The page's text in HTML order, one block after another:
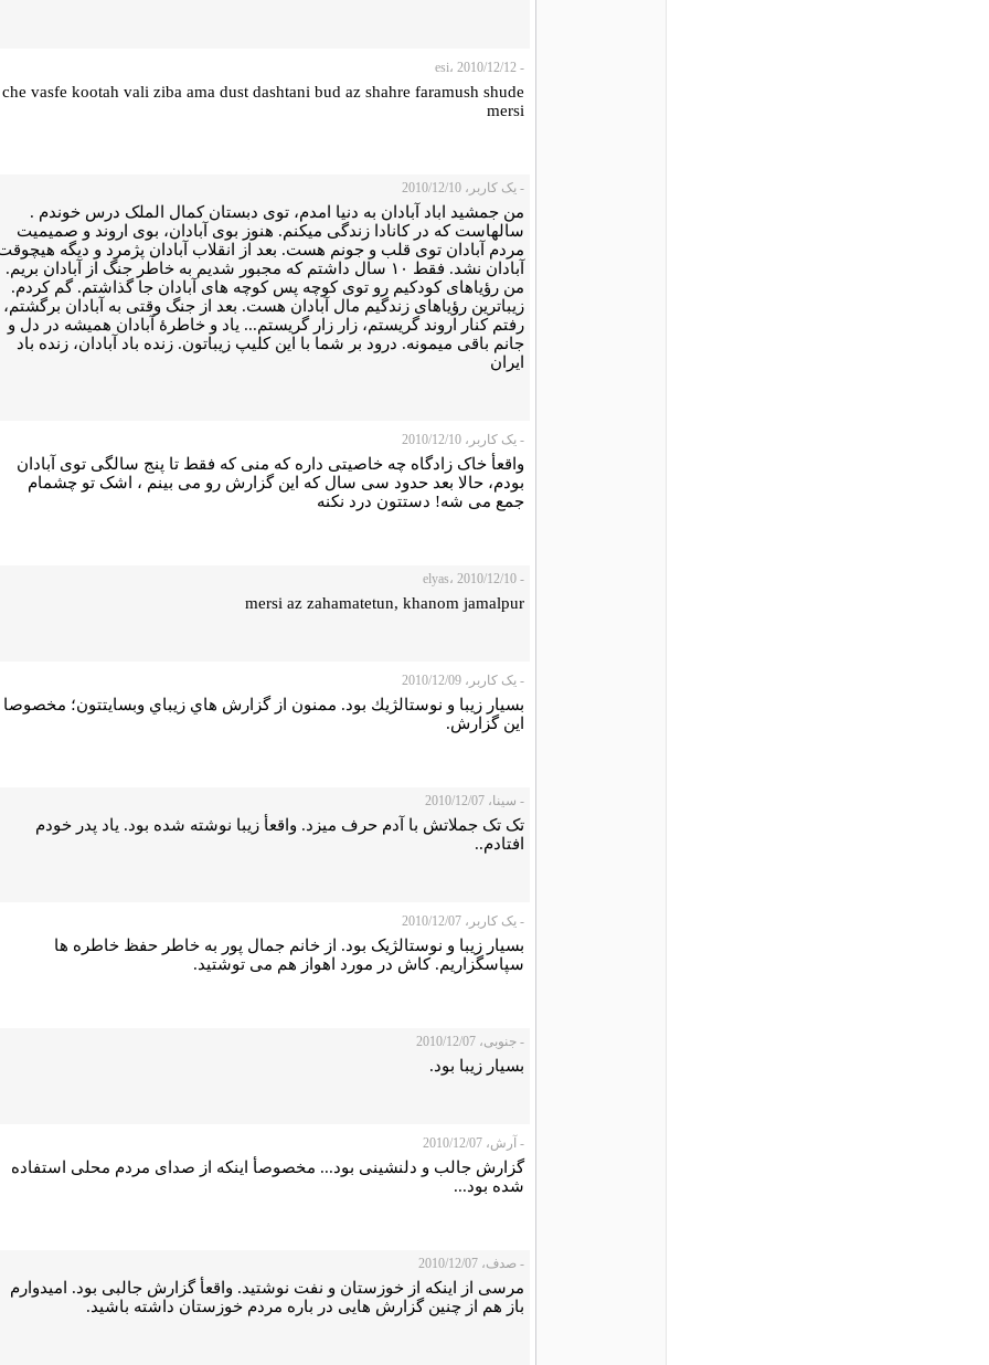
- esi، 2010/12/12
che vasfe kootah vali ziba ama dust dashtani bud az shahre faramush shude
mersi
- یک کاربر، 2010/12/10
من جمشید اباد آبادان به دنیا امدم، توی دبستان کمال الملک درس خوندم .
سالهاست که در کانادا زندگی میکنم. هنوز بوی آبادان، بوی اروند و صمیمیت
مردم آبادان توی قلب و جونم هست. بعد از انقلاب آبادان پژمرد و دیگه
آبادان نشد. فقط ۱۰ سال داشتم که مجبور شدیم به خاطر جنگ از آبادان بریم.
من رؤیاهای کودکیم رو توی کوچه پس کوچه های آبادان جا گذاشتم. گم کردم.
زیباترین رؤیاهای زندگیم مال آبادان هست. بعد از جنگ وقتی به آبادان برگشتم،
رفتم کنار اروند گریستم، زار زار گریستم... یاد و خاطرۀ آبادان همیشه در دل و
جانم باقی میمونه. درود بر شما با این کلیپ زیباتون. زنده باد آبادان، زنده باد
ایران
- یک کاربر، 2010/12/10
واقعأ خاک زادگاه چه خاصیتی داره که منی که فقط تا پنج سالگی توی آبادان
بودم، حالا بعد حدود سی سال که این گزارش رو می بینم ، اشک تو چشمام
جمع می شه! دستتون درد نکنه
- elyas، 2010/12/10
mersi az zahamatetun, khanom jamalpur
- یک کاربر، 2010/12/09
بسيار زيبا و نوستالژيك بود. ممنون از گزارش هاي زيباي وبسايتتون؛ مخصوصا
اين گزارش.
- سینا، 2010/12/07
تک تک جملاتش با آدم حرف میزد. واقعأ زیبا نوشته شده بود. یاد پدر خودم
افتادم..
- یک کاربر، 2010/12/07
بسیار زیبا و نوستالژیک بود. از خانم جمال پور به خاطر حفظ خاطره ها
سپاسگزاریم. کاش در مورد اهواز هم می توشتید.
- جنوبی، 2010/12/07
بسیار زیبا بود.
- آرش، 2010/12/07
گزارش جالب و دلنشینی بود... مخصوصأ اینکه از صدای مردم محلی استفاده
شده بود...
- صدف، 2010/12/07
مرسی از اینکه از خوزستان و نفت نوشتید. واقعأ گزارش جالبی بود. امیدوارم
باز هم از چنین گزارش هایی در باره مردم خوزستان داشته باشید.